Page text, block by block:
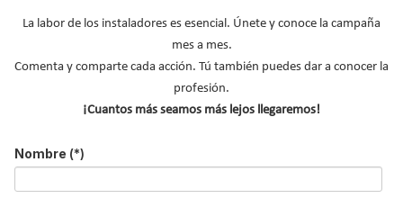
Nombre *
*
La labor de los instaladores es esencial. Únete y conoce la campaña
mes a mes.
Comenta y comparte cada acción. Tú también puedes dar a conocer la
profesión.
¡Cuantos más seamos más lejos llegaremos!
Nombre (*)